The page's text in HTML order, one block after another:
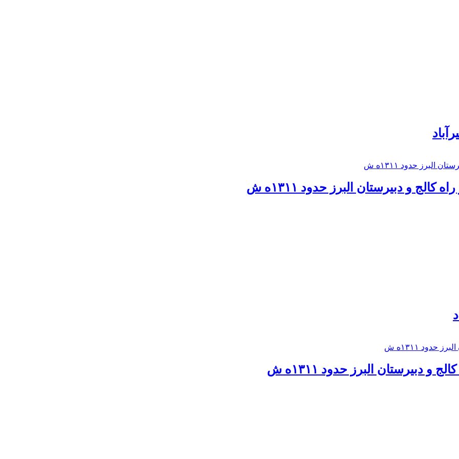
و دبيرستان البرز حدود ۱۳۱۱ه ش
دبيرستان البرز حدود ۱۳۱۱ه ش